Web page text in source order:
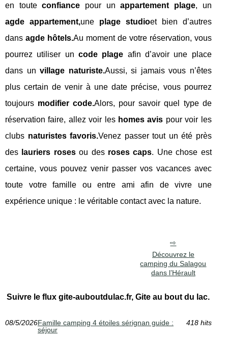
en touteconfiance pour unappartement plage, un
agde appartement,une plage studioet bien d’autres
dans agde hôtels.Au moment de votre réservation, vous
pourrez utiliser un code plage afin d’avoir une place
dans unvillage naturiste.Aussi, si jamais vous n’êtes
plus certain de venir à une date précise, vous pourrez
toujours modifier code.Alors, pour savoir quel type de
réservation faire, allez voir les homes avis pour voir les
clubs naturistes favoris.Venez passer tout un été près
des lauriers rosesou des roses caps. Une chose est
certaine, vous pouvez venir passer vos vacances avec
toute votre famille ou entre ami afin de vivre une
expérience unique : le véritable contact avec la nature.
Découvrez le
camping du Salagou
dans l’Hérault
Suivre le flux gite-auboutdulac.fr, Gite au bout du lac.
08/5/2026Famille camping 4 étoiles sérignan guide :
séjour
418 hits